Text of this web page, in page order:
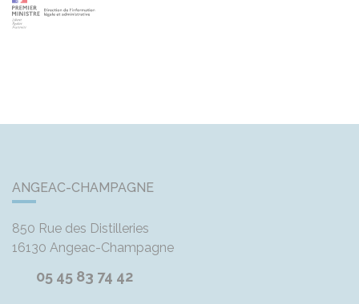
ANGEAC-CHAMPAGNE
850 Rue des Distilleries
16130 Angeac-Champagne
05 45 83 74 42